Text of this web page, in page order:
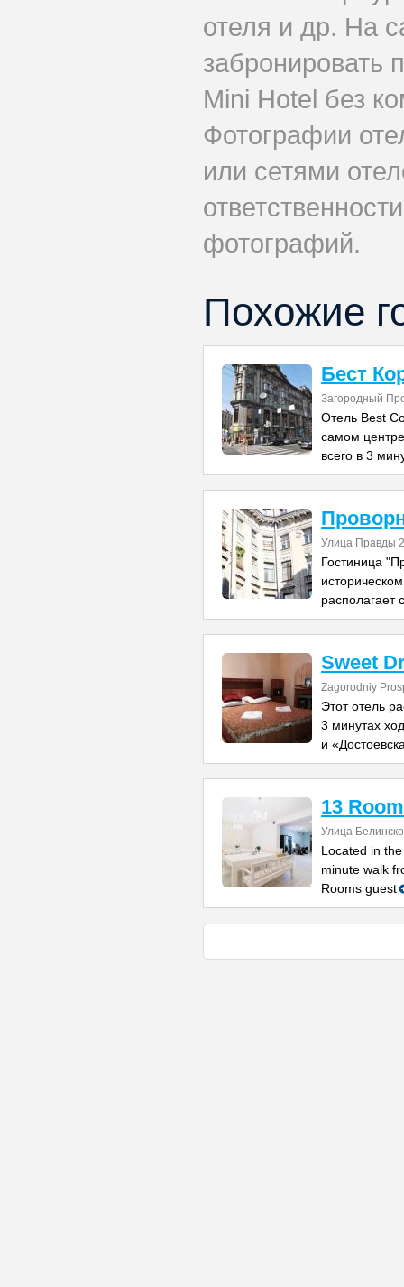
отеля и др. На
забронировать
Mini Hotel без
Фотографии
или сетями
фотографий.
Похожие
Бест
Загородный
Отель Best
самом
всего в 3
Улица Правды
Гостиница
располагает
Sweet
Zagorodniy
Этот отель
3 минутах
и
13
Улица
Located in
minute walk
Rooms guest